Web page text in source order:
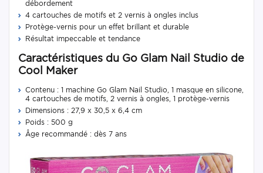
débordement
4 cartouches de motifs et 2 vernis à ongles inclus
Protège-vernis pour un effet brillant et durable
Résultat impeccable et tendance
Caractéristiques du Go Glam Nail Studio de
Cool Maker
Contenu : 1 machine Go Glam Nail Studio, 1 masque en silicone,
4 cartouches de motifs, 2 vernis à ongles, 1 protège-vernis
Dimensions : 27,9 x 30,5 x 6,4 cm
Poids : 500 g
Âge recommandé : dès 7 ans